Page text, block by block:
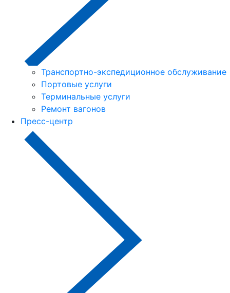
Транспортно-экспедиционное обслуживание
Портовые услуги
Терминальные услуги
Ремонт вагонов
Пресс-центр